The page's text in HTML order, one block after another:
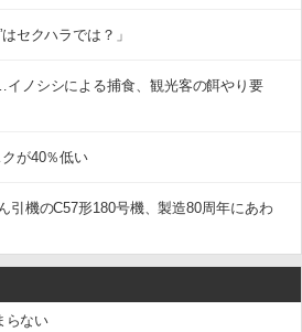
セクハラでは？」
イノシシによる捕食、観光客の餌やり要
が40％低い
引機のC57形180号機、製造80周年にあわ
らない